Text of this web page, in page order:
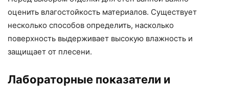
оценить влагостойкость материалов. Существует
несколько способов определить, насколько
поверхность выдерживает высокую влажность и
защищает от плесени.
Лабораторные показатели и